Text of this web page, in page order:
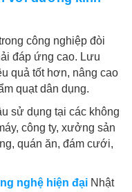
công nghiệp đòi
đáp ứng cao. Lưu
quả tốt hơn, nâng cao
quạt dân dụng.
sử dụng tại các không
công ty, xưởng sản
quán ăn, đám cưới,
nghệ hiện đại Nhật